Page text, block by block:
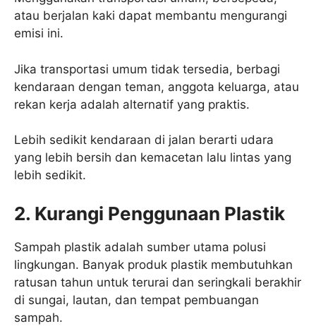
atau berjalan kaki dapat membantu mengurangi
emisi ini.
Jika transportasi umum tidak tersedia, berbagi
kendaraan dengan teman, anggota keluarga, atau
rekan kerja adalah alternatif yang praktis.
Lebih sedikit kendaraan di jalan berarti udara
yang lebih bersih dan kemacetan lalu lintas yang
lebih sedikit.
2. Kurangi Penggunaan Plastik
Sampah plastik adalah sumber utama polusi
lingkungan. Banyak produk plastik membutuhkan
ratusan tahun untuk terurai dan seringkali berakhir
di sungai, lautan, dan tempat pembuangan
sampah.